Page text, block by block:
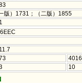
一版）1731；（二版）1855
4016
10